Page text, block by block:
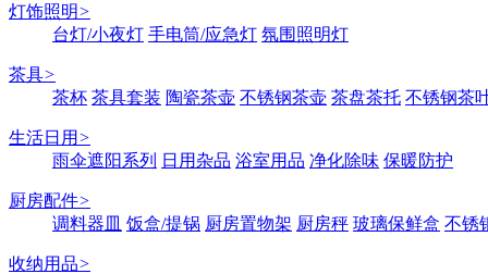
灯饰照明>
台灯/小夜灯 手电筒/应急灯 氛围照明灯
茶具>
茶杯 茶具套装 陶瓷茶壶 不锈钢茶壶 茶盘茶托 不锈钢茶
生活日用 >
雨伞遮阳系列
日用杂品 浴室用品 净化除味 保暖防护
厨房配件>
调料器皿 饭盒/提锅 厨房置物架 厨房秤 玻璃保鲜盒 不锈
收纳用品>